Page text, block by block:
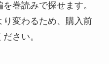
巻読みで探せます。
変わるため、購入前
さい。